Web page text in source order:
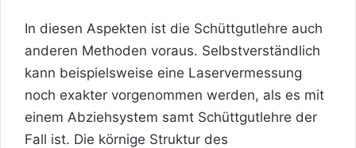
In diesen Aspekten ist die Schüttgutlehre auch
anderen Methoden voraus. Selbstverständlich
kann beispielsweise eine Laservermessung
noch exakter vorgenommen werden, als es mit
einem Abziehsystem samt Schüttgutlehre der
Fall ist. Die körnige Struktur des